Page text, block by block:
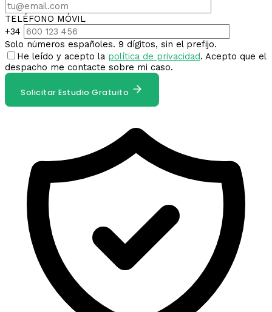
TELÉFONO MÓVIL
+34
Solo números españoles. 9 dígitos, sin el prefijo.
He leído y acepto la política de privacidad. Acepto que el
despacho me contacte sobre mi caso.
Solicitar Estudio Gratuito